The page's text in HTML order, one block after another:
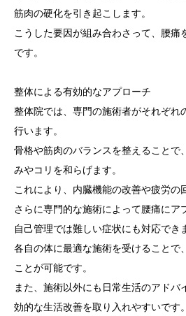
筋肉の硬化を引き起こします。
こうした要因が組み合わさって、腰痛
です。
整体による有効的なアプローチ
整体院では、専門の施術者がそれぞれ
行います。
骨格や筋肉のバランスを整えることで
みやコリを和らげます。
これにより、内臓機能の改善や疲労の
さらに専門的な施術によって腰痛にア
自己管理では難しい症状にも対応でき
各自の体に最適な施術を受けることで
ことが可能です。
また、施術以外にも日常生活のアドバ
効的な生活改善を取り入れやすいです。